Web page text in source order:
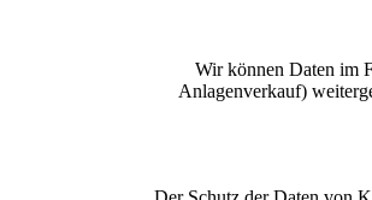
Wir können Daten im
Anlagenverkauf)